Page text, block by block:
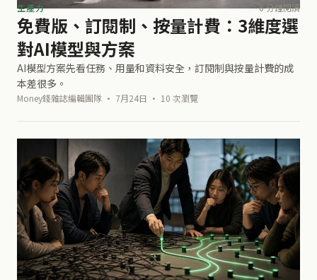
生產力 6 分鐘閱讀
免費版、訂閱制、按量計費：3維度選
對AI模型與方案
AI模型方案先看任務、用量和資料安全，訂閱制與按量計費的成
本差很多。
Money錢雜誌編輯團隊 · 7月24日 · 10 次瀏覽